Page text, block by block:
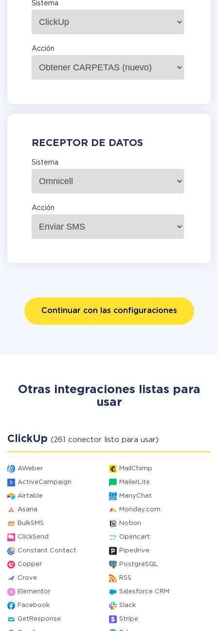
Sistema
Acción
RECEPTOR DE DATOS
Sistema
Acción
Continuar con las configuraciones
Otras integraciones listas para
usar
ClickUp (261 conector listo para usar)
AWeber MailChimp
ActiveCampaign MailerLite
Airtable ManyChat
Asana Monday.com
BulkSMS Notion
ClickSend Opencart
Constant Contact Pipedrive
Copper PostgreSQL
Crove RSS
Elementor Salesforce CRM
Facebook Slack
GetResponse Stripe